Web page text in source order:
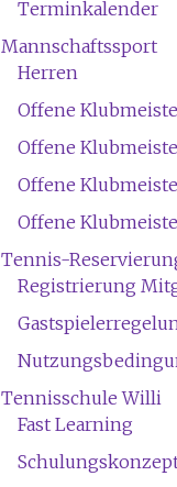
Terminkalender
Mannschaftssport
Herren
Offene
Offene
Offene
Offene
Tennis-
Registrierung
Tennisschule Willi
Fast Learning